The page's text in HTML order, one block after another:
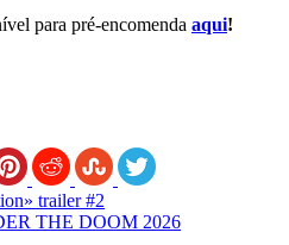
para pré‑encomenda aqui!
trailer #2
THE DOOM 2026